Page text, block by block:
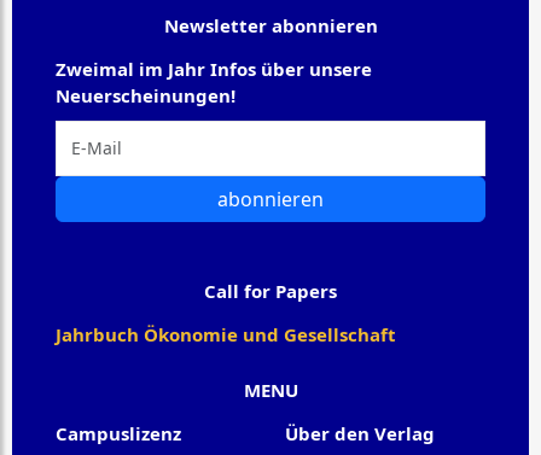
MENU
Campuslizenz
Über den Verlag
Newsletter abonnieren
Zweimal im Jahr Infos über unsere
Neuerscheinungen!
abonnieren
Call for Papers
Jahrbuch Ökonomie und Gesellschaft